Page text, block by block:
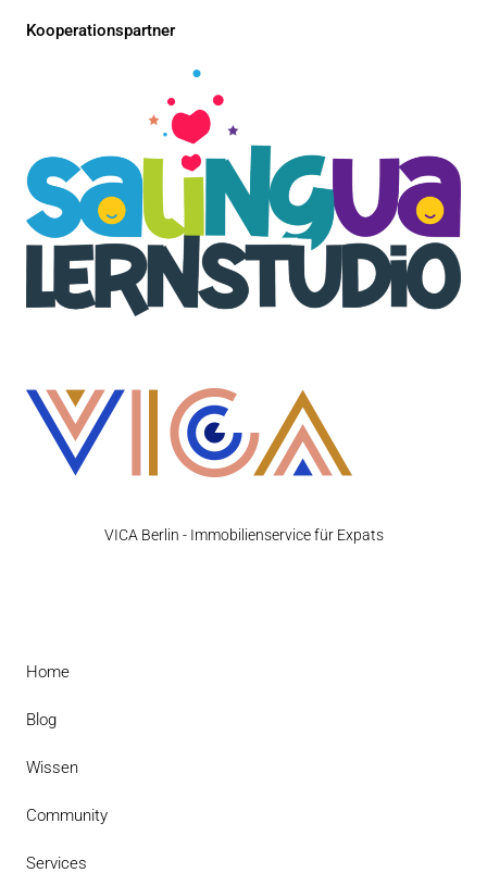
Kooperationspartner
VICA Berlin - Immobilienservice für Expats
Home
Blog
Wissen
Community
Services